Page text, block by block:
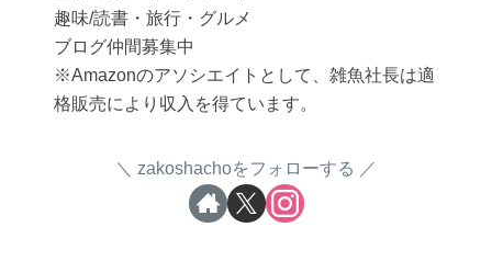
趣味/読書・旅行・グルメ
ブログ仲間募集中
※Amazonのアソシエイトとして、雑魚社長は適
格販売により収入を得ています。
zakoshachoをフォローする